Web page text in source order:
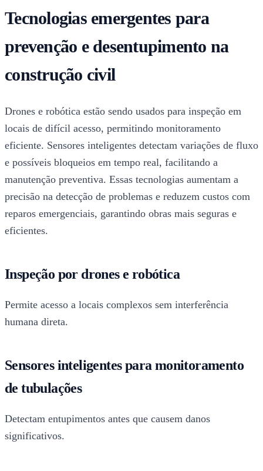
Tecnologias emergentes para
prevenção e desentupimento na
construção civil
Drones e robótica estão sendo usados para inspeção em
locais de difícil acesso, permitindo monitoramento
eficiente. Sensores inteligentes detectam variações de fluxo
e possíveis bloqueios em tempo real, facilitando a
manutenção preventiva. Essas tecnologias aumentam a
precisão na detecção de problemas e reduzem custos com
reparos emergenciais, garantindo obras mais seguras e
eficientes.
Inspeção por drones e robótica
Permite acesso a locais complexos sem interferência
humana direta.
Sensores inteligentes para monitoramento
de tubulações
Detectam entupimentos antes que causem danos
significativos.